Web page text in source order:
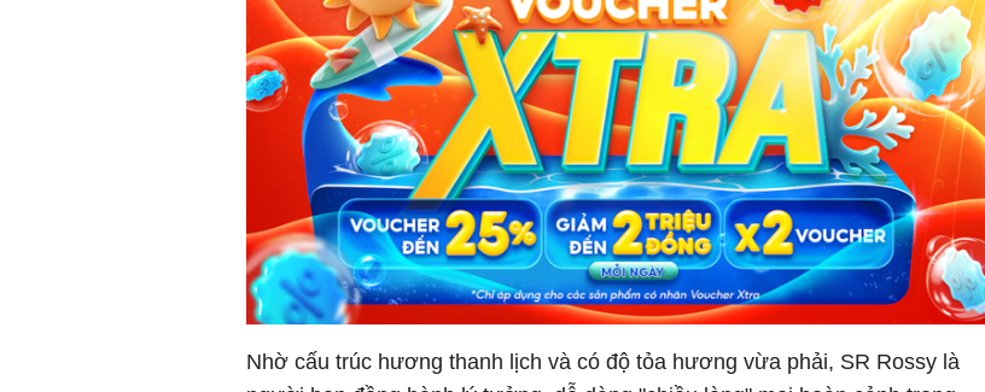
Nhờ cấu trúc hương thanh lịch và có độ tỏa hương vừa phải, SR Rossy là